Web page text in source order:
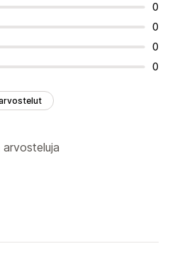
0
0
0
0
arvosteluja